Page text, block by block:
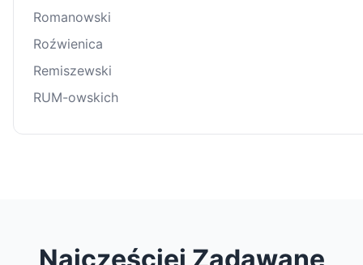
Romanowski
Roźwienica
Remiszewski
RUM-owskich